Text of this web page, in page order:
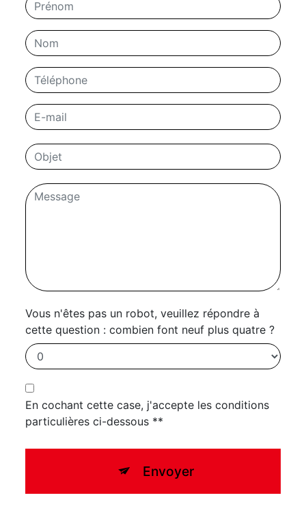
Vous n'êtes pas un robot, veuillez répondre à
cette question : combien font neuf plus quatre ?
En cochant cette case, j'accepte les conditions
particulières ci-dessous **
Envoyer